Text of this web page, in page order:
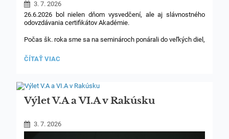
3. 7. 2026
26.6.2026 bol nielen dňom vysvedčení, ale aj slávnostného
odovzdávania certifikátov Akadémie.
Počas šk. roka sme sa na seminároch ponárali do veľkých diel,
argumentačné schopnosti, kultivovali debaty, cibrili sme si
UKONČENIE
AKADÉMIE
VEĽKÝCH
DIEL
(TERCIA
KVARTA):
ČÍTAŤ VIAC
Výlet V.A a VI.A v Rakúsku
3. 7. 2026